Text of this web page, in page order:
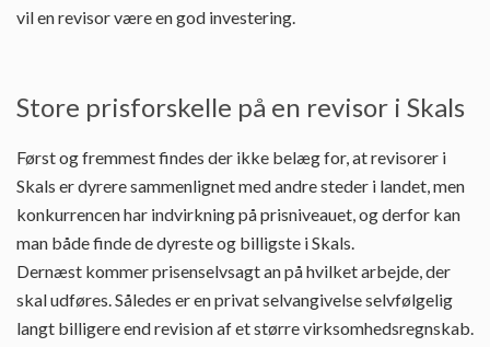
vil en revisor være en god investering.
Store prisforskelle på en revisor i Skals
Først og fremmest findes der ikke belæg for, at revisorer i
Skals er dyrere sammenlignet med andre steder i landet, men
konkurrencen har indvirkning på prisniveauet, og derfor kan
man både finde de dyreste og billigste i Skals.
Dernæst kommer prisenselvsagt an på hvilket arbejde, der
skal udføres. Således er en privat selvangivelse selvfølgelig
langt billigere end revision af et større virksomhedsregnskab.